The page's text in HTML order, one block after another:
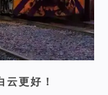
更好！